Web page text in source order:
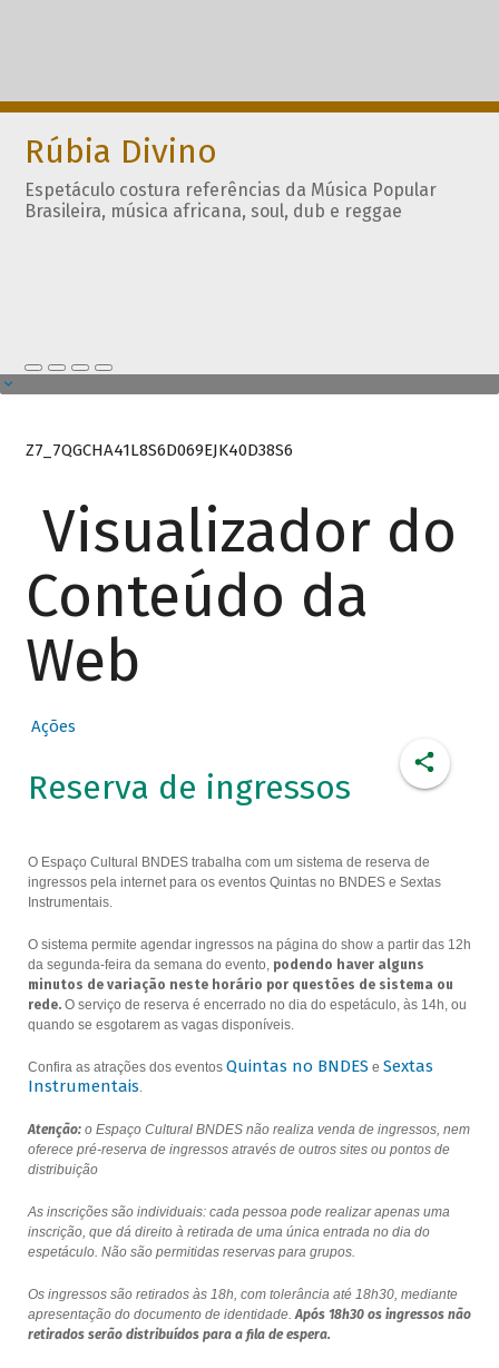
Rúbia Divino
Espetáculo costura referências da Música Popular
Brasileira, música africana, soul, dub e reggae
Z7_7QGCHA41L8S6D069EJK40D38S6
Visualizador do
Conteúdo da
Web
Ações
Reserva de ingressos
O Espaço Cultural BNDES trabalha com um sistema de reserva de
ingressos pela internet para os eventos Quintas no BNDES e Sextas
Instrumentais.
O sistema permite agendar ingressos na página do show a partir das 12h
da segunda-feira da semana do evento, podendo haver alguns
minutos de variação neste horário por questões de sistema ou
rede.O serviço de reserva é encerrado no dia do espetáculo, às 14h, ou
quando se esgotarem as vagas disponíveis.
Confira as atrações dos eventos Quintas no BNDES e Sextas
Instrumentais.
Atenção:o Espaço Cultural BNDES não realiza venda de ingressos, nem
oferece pré-reserva de ingressos através de outros sites ou pontos de
distribuição
As inscrições são individuais: cada pessoa pode realizar apenas uma
inscrição, que dá direito à retirada de uma única entrada no dia do
espetáculo. Não são permitidas reservas para grupos.
Os ingressos são retirados às 18h, com tolerância até 18h30, mediante
apresentação do documento de identidade.Após 18h30 os ingressos não
retirados serão distribuídos para a fila de espera.